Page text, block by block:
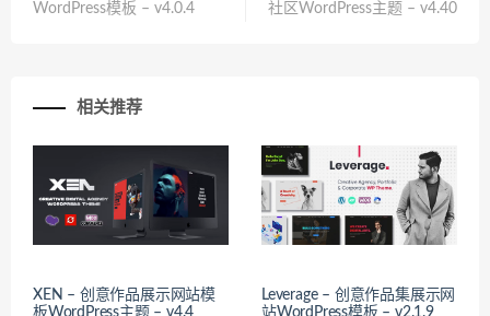
WordPress模板 – v4.0.4
社区WordPress主题 – v4.40
相关推荐
XEN – 创意作品展示网站模
Leverage – 创意作品集展示网